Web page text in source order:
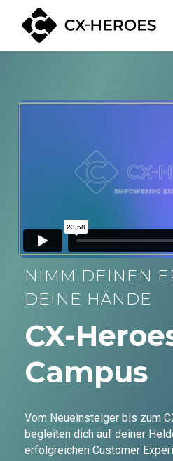
NIMM DEINEN
DEINE HÄNDE
CX-
Campus
Vom Neueinsteiger bis zum
begleiten dich auf deiner
erfolgreichen Customer